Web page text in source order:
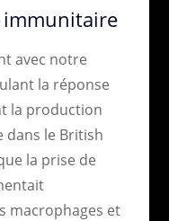
immunitaire
avec notre
la réponse
la production
dans le British
la prise de
macrophages et